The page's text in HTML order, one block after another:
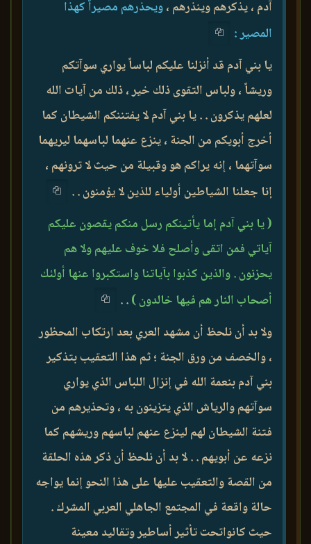
آدم ، يذكرهم وينذرهم ،ويحذرهم مصيراً كهذا
المصير :
يا بني آدم قد أنزلنا عليكم لباساً يواري سوآتكم
وريشاً ، ولباس التقوى ذلك خير ، ذلك من آيات الله
لعلهم يذكرون . . يا بني آدم لا يفتننكم الشيطان كما
أخرج أبويكم من الجنة ، ينزع عنهما لباسهما ليريهما
سوآتهما ، إنه يراكم هو وقبيلة من حيث لا ترونهم ،
إنا جعلنا الشياطين أولياء للذين لا يؤمنون . .
( يا بني آدم إما يأتينكم رسل منكم يقصون عليكم
آياتي فمن اتقى وأصلح فلا خوف عليهم ولا هم
يحزنون . والذين كذبوا بآياتنا واستكبروا عنها أولئك
أصحاب النار هم فيها خالدون ). .
ولا بد أن نلحظ أن مشهد العري بعد ارتكاب المحظور
، والخصف من ورق الجنة ؛ ثم هذا التعقيب بتذكير
بني آدم بنعمة الله في إنزال اللباس الذي يواري
سوآتهم والرياش الذي يتزينون به ، وتحذيرهم من
فتنة الشيطان لهم لينزع عنهم لباسهم وريشهم كما
نزعه عن أبويهم . . لا بد أن نلحظ أن ذكر هذه الحلقة
من القصة والتعقيب عليها على هذا النحو إنما يواجه
حالة واقعة في المجتمع الجاهلي العربي المشرك .
حيث كانواتحت تأثير أساطير وتقاليد معينة